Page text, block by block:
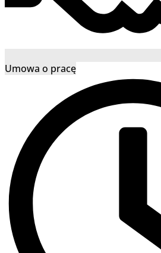
Umowa o pracę